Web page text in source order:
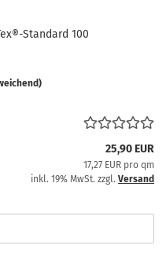
Standard 100
25,90 EUR
17,27 EUR pro qm
inkl. 19% MwSt. zzgl. Versand